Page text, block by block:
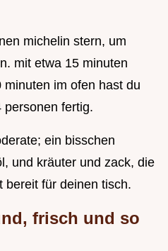
michelin stern, um
mit etwa 15 minuten
im ofen hast du
personen fertig.
ein bisschen
und kräuter und zack, die
bereit für deinen tisch.
frisch und so